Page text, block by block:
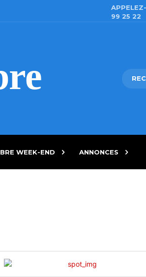
99 25 22
WEEK-END ANNONCES